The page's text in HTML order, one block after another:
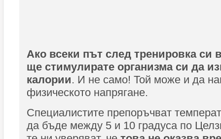
Ако всеки път след тренировка си
ще стимулирате организма си да
калории. И не само! Той може и да
физическото напрягане.
Специалистите препоръчват
да бъде между 5 и 10 градуса по